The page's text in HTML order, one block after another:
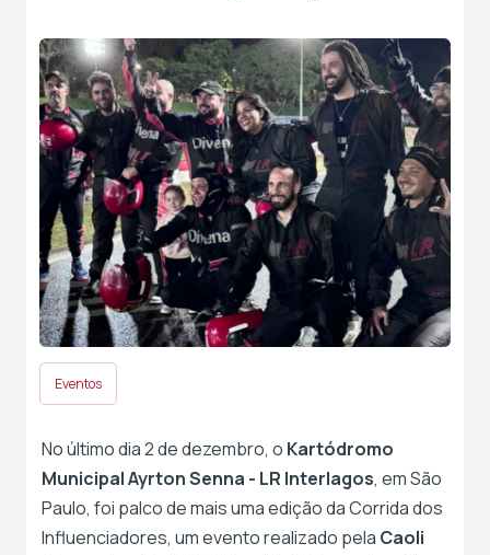
Eventos
No último dia 2 de dezembro, o Kartódromo
Municipal Ayrton Senna - LR Interlagos, em São
Paulo, foi palco de mais uma edição da Corrida dos
Influenciadores, um evento realizado pela Caoli